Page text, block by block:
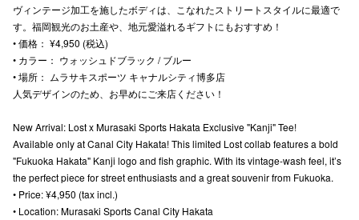
ヴィンテージ加工を施したボディは、こなれたストリートスタイルに最適で
す。福岡観光のお土産や、地元愛溢れるギフトにもおすすめ！
• 価格： ¥4,950 (税込)
• カラー： ウォッシュドブラック / ブルー
• 場所： ムラサキスポーツ キャナルシティ博多店
人気デザインのため、お早めにご来店ください！
New Arrival: Lost x Murasaki Sports Hakata Exclusive "Kanji" Tee!
Available only at Canal City Hakata! This limited Lost collab features a bold
"Fukuoka Hakata" Kanji logo and fish graphic. With its vintage-wash feel, it’s
the perfect piece for street enthusiasts and a great souvenir from Fukuoka.
• Price: ¥4,950 (tax incl.)
• Location: Murasaki Sports Canal City Hakata
三宮オ